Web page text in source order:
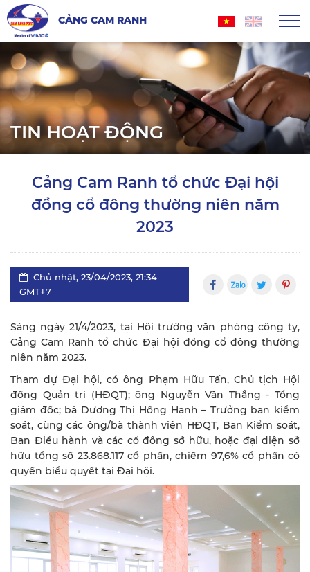
CẢNG CAM RANH
TIN HOẠT ĐỘNG
Cảng Cam Ranh tổ chức Đại hội
đồng cổ đông thường niên năm
2023
Chủ nhật, 23/04/2023, 21:34
GMT+7
Sáng ngày 21/4/2023, tại Hội trường văn phòng công ty,
Cảng Cam Ranh tổ chức Đại hội đồng cổ đông thường
niên năm 2023.
Tham dự Đại hội, có ông Phạm Hữu Tấn, Chủ tịch Hội
đồng Quản trị (HĐQT); ông Nguyễn Văn Thắng - Tổng
giám đốc; bà Dương Thị Hồng Hạnh – Trưởng ban kiểm
soát, cùng các ông/bà thành viên HĐQT, Ban Kiểm soát,
Ban Điều hành và các cổ đông sở hữu, hoặc đại diện sở
hữu tổng số 23.868.117 cổ phần, chiếm 97,6% cổ phần có
quyền biểu quyết tại Đại hội.